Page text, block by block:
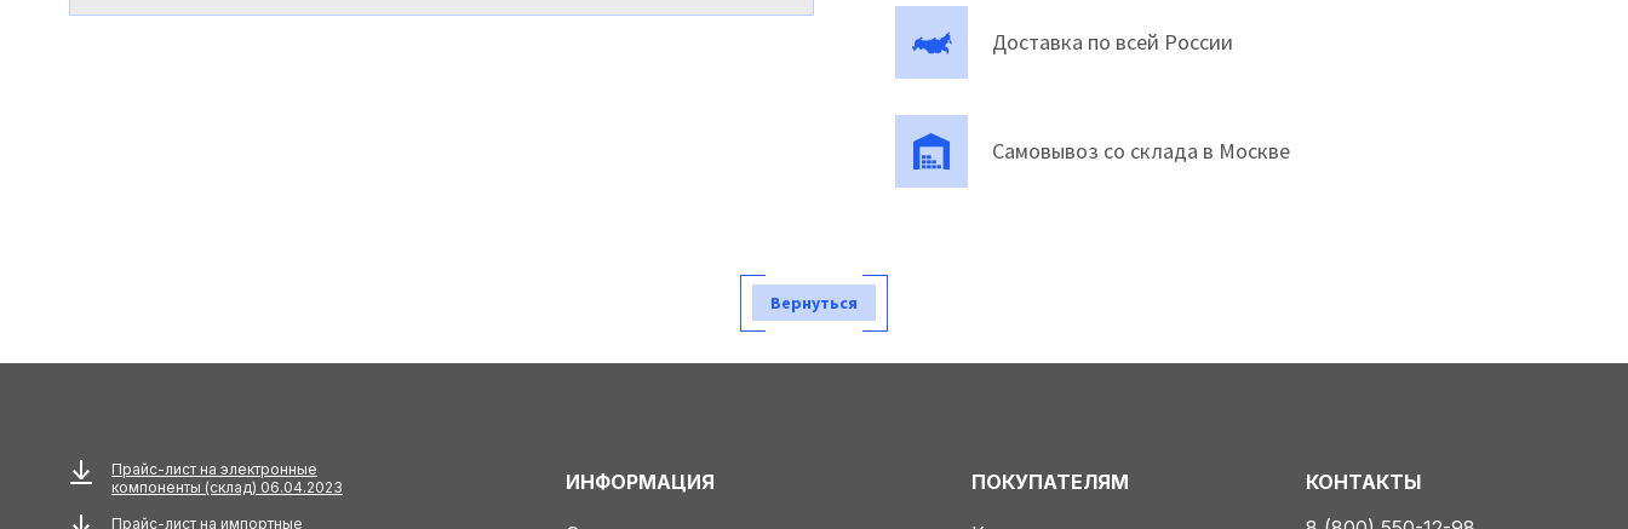
Доставка по всей России
Самовывоз со склада в Москве
Вернуться
Прайс-лист на электронные
компоненты (склад) 06.04.2023
Прайс-лист на импортные
ИНФОРМАЦИЯ ПОКУПАТЕЛЯМ
КОНТАКТЫ